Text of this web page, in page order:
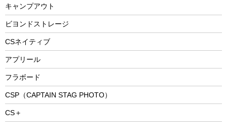
スノーシュー
防寒ウェア
トレッキング
トレッキングアクセサリー
プレイグッズ
ウェルネス
キャンプアウト
ビヨンドストレージ
CSネイティブ
アプリール
フラボード
CSP（CAPTAIN STAG PHOTO）
CS＋